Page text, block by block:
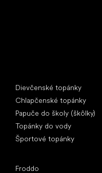
Dievčenské topánky
Chlapčenské topánky
Papuče do školy (škôlky)
Topánky do vody
Športové topánky
Froddo